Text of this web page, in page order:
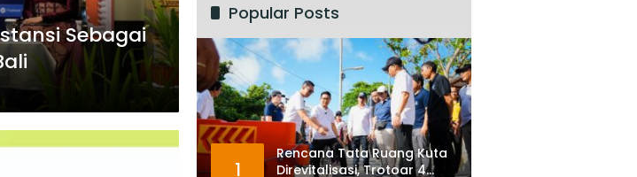
Sebagai
Popular Posts
1
Rencana Tata Ruang Kuta
Direvitalisasi, Trotoar 4